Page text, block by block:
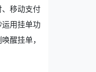
移动支付
用挂单功
醒挂单，